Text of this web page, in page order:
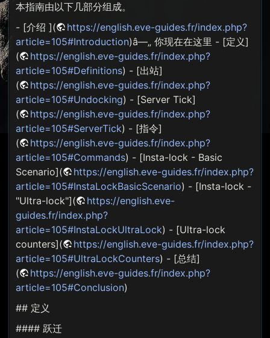
本指南由以下几部分组成。
- [介绍 ](
https://english.eve-guides.fr/index.php?
article=105#Introduction)â—„ 你现在在这里 - [定义]
(
https://english.eve-guides.fr/index.php?
article=105#Definitions) - [出站]
(
https://english.eve-guides.fr/index.php?
article=105#Undocking) - [Server Tick]
(
https://english.eve-guides.fr/index.php?
article=105#ServerTick) - [指令]
(
https://english.eve-guides.fr/index.php?
article=105#Commands) - [Insta-lock - Basic
Scenario](
https://english.eve-guides.fr/index.php?
article=105#InstaLockBasicScenario) - [Insta-lock -
"Ultra-lock"](
https://english.eve-
guides.fr/index.php?
article=105#InstaLockUltraLock) - [Ultra-lock
counters](
https://english.eve-guides.fr/index.php?
article=105#UltraLockCounters) - [总结]
(
https://english.eve-guides.fr/index.php?
article=105#Conclusion)
## 定义
#### 跃迁